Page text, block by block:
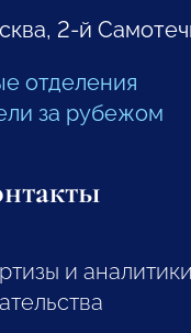
2-й
отделения
за рубежом
и